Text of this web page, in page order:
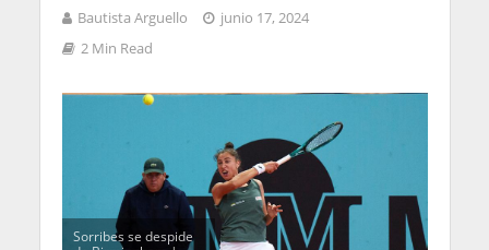
Bautista Arguello
junio 17, 2024
2 Min Read
Sorribes se despide